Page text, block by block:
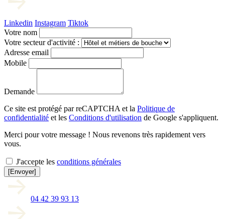
Linkedin Instagram Tiktok
Votre nom
Votre secteur d'activité :
Adresse email
Mobile
Demande
Ce site est protégé par reCAPTCHA et la Politique de
confidentialité et les Conditions d'utilisation de Google s'appliquent.
Merci pour votre message ! Nous revenons très rapidement vers
vous.
J'accepte les conditions générales
[Envoyer]
04 42 39 93 13